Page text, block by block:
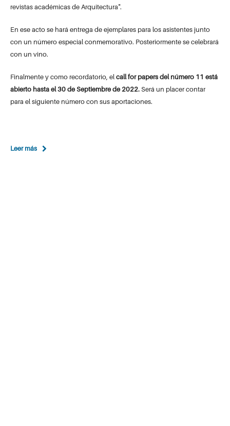
revistas académicas de Arquitectura".
En ese acto se hará entrega de ejemplares para los asistentes junto
con un número especial conmemorativo. Posteriormente se celebrará
con un vino.
Finalmente y como recordatorio, el call for papers del número 11 está
abierto hasta el 30 de Septiembre de 2022.Será un placer contar
para el siguiente número con sus aportaciones.
Leer más